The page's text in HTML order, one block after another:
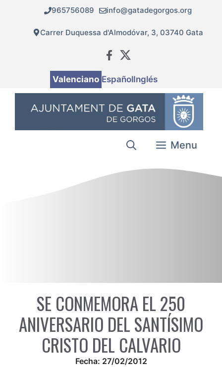
contingut
965756089 info@gatadegorgos.org
Carrer Duquessa d'Almodóvar, 3, 03740 Gata
Valenciano EspañolInglés
Menu
SE CONMEMORA EL 250
ANIVERSARIO DEL SANTÍSIMO
CRISTO DEL CALVARIO
Fecha: 27/02/2012